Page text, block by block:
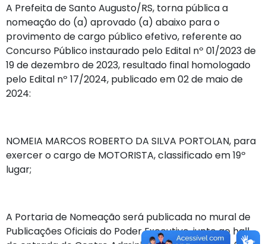
A Prefeita de Santo Augusto/RS, torna pública a
nomeação do (a) aprovado (a) abaixo para o
provimento de cargo público efetivo, referente ao
Concurso Público instaurado pelo Edital nº 01/2023 de
19 de dezembro de 2023, resultado final homologado
pelo Edital nº 17/2024, publicado em 02 de maio de
2024:
NOMEIA MARCOS ROBERTO DA SILVA PORTOLAN, para
exercer o cargo de MOTORISTA, classificado em 19º
lugar;
A Portaria de Nomeação será publicada no mural de
Publicações Oficiais do Poder Executivo, junto ao hall